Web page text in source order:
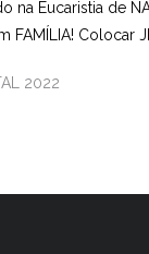
na Eucaristia de
FAMÍLIA! Colocar
2022